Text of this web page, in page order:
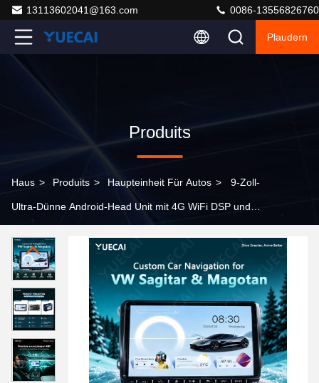
13113602041@163.com 0086-13556826760
Plaudern
Produits
Haus > Produits > Haupteinheit Für Autos > 9-Zoll-
Ultra-Dünne Android-Head Unit mit 4G WiFi DSP und